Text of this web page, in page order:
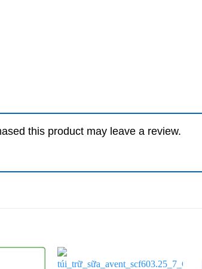
this product may leave a review.